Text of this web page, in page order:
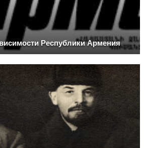
Республики Армения